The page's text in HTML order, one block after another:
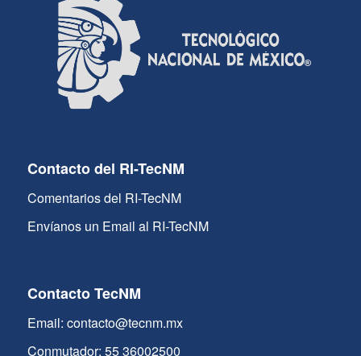
Contacto del RI-TecNM
Comentarios del RI-TecNM
Envíanos un Email al RI-TecNM
Contacto TecNM
Email: contacto@tecnm.mx
Conmutador: 55 36002500